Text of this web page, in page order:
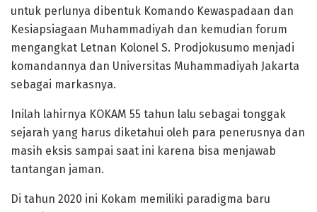
untuk perlunya dibentuk Komando Kewaspadaan dan
Kesiapsiagaan Muhammadiyah dan kemudian forum
mengangkat Letnan Kolonel S. Prodjokusumo menjadi
komandannya dan Universitas Muhammadiyah Jakarta
sebagai markasnya.
Inilah lahirnya KOKAM 55 tahun lalu sebagai tonggak
sejarah yang harus diketahui oleh para penerusnya dan
masih eksis sampai saat ini karena bisa menjawab
tantangan jaman.
Di tahun 2020 ini Kokam memiliki paradigma baru